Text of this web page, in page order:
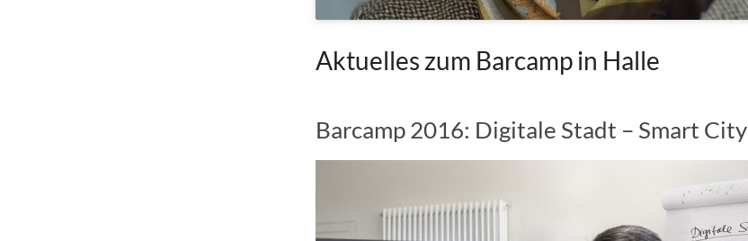
Aktuelles zum Barcamp in Halle
Barcamp 2016: Digitale Stadt – Smart City